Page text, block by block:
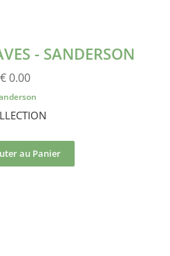
- SANDERSON
€ 0.00
au Panier